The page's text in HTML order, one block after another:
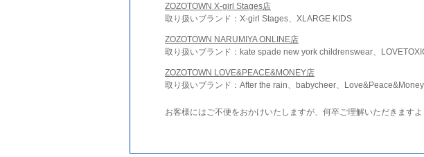
ZOZOTOWN X-girl Stages店
取り扱いブランド：X-girl Stages、XLARGE KIDS
ZOZOTOWN NARUMIYA ONLINE店
取り扱いブランド：kate spade new york childrenswear、
ZOZOTOWN LOVE&PEACE&MONEY店
取り扱いブランド：After the rain、babycheer、
お客様にはご不便をおかけいたしますが、何卒ご理解いただきますよ